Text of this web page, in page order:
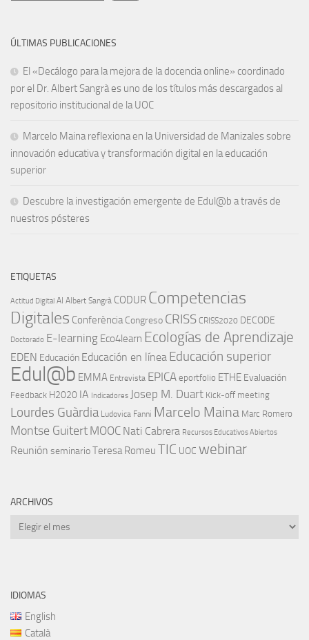
ÚLTIMAS PUBLICACIONES
El «Decálogo para la mejora de la docencia online» coordinado
por el Dr. Albert Sangrà es uno de los títulos más descargados al
repositorio institucional de la UOC
Marcelo Maina reflexiona en la Universidad de Manizales sobre
innovación educativa y transformación digital en la educación
superior
Descubre la investigación emergente de Edul@b a través de
nuestros pósteres
ETIQUETAS
Actitud Digital AI Albert Sangrà CODUR Competencias
Digitales Conferència Congreso CRISS CRISS2020 DECODE
Doctorado E-learning Eco4learn Ecologías de Aprendizaje
EDEN Educación Educación en línea Educación superior
Edul@b EMMA Entrevista EPICA eportfolio ETHE Evaluación
Feedback H2020 IA Indicadores Josep M. Duart Kick-off meeting
Lourdes Guàrdia Ludovica Fanni Marcelo Maina Marc Romero
Montse Guitert MOOC Nati Cabrera Recursos Educativos Abiertos
Reunión seminarioTeresa Romeu TIC UOC webinar
ARCHIVOS
Archivos
IDIOMAS
English
Català